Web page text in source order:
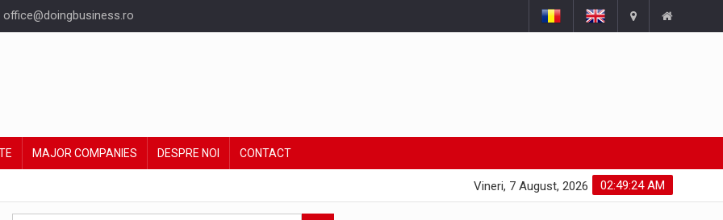
office@doingbusiness.ro
MAJOR COMPANIES DESPRE NOI CONTACT
02:49:25 AM
Vineri, 7 August, 2026